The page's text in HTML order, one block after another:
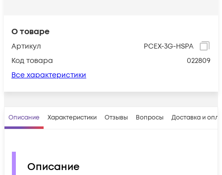
О товаре
Артикул
PCEX-3G-HSPA
Код товара
022809
Все характеристики
Описание Характеристики Отзывы Вопросы Доставка и
Описание